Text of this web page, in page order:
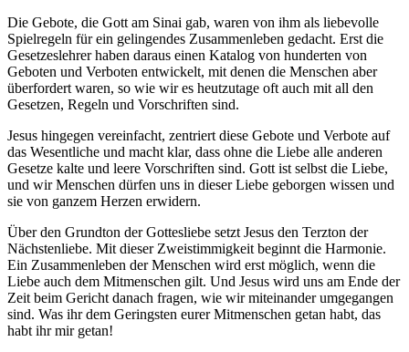
Die Gebote, die Gott am Sinai gab, waren von ihm als liebevolle
Spielregeln für ein gelingendes Zusammenleben gedacht. Erst die
Gesetzeslehrer haben daraus einen Katalog von hunderten von
Geboten und Verboten entwickelt, mit denen die Menschen aber
überfordert waren, so wie wir es heutzutage oft auch mit all den
Gesetzen, Regeln und Vorschriften sind.
Jesus hingegen vereinfacht, zentriert diese Gebote und Verbote auf
das Wesentliche und macht klar, dass ohne die Liebe alle anderen
Gesetze kalte und leere Vorschriften sind. Gott ist selbst die Liebe,
und wir Menschen dürfen uns in dieser Liebe geborgen wissen und
sie von ganzem Herzen erwidern.
Über den Grundton der Gottesliebe setzt Jesus den Terzton der
Nächstenliebe. Mit dieser Zweistimmigkeit beginnt die Harmonie.
Ein Zusammenleben der Menschen wird erst möglich, wenn die
Liebe auch dem Mitmenschen gilt. Und Jesus wird uns am Ende der
Zeit beim Gericht danach fragen, wie wir miteinander umgegangen
sind. Was ihr dem Geringsten eurer Mitmenschen getan habt, das
habt ihr mir getan!